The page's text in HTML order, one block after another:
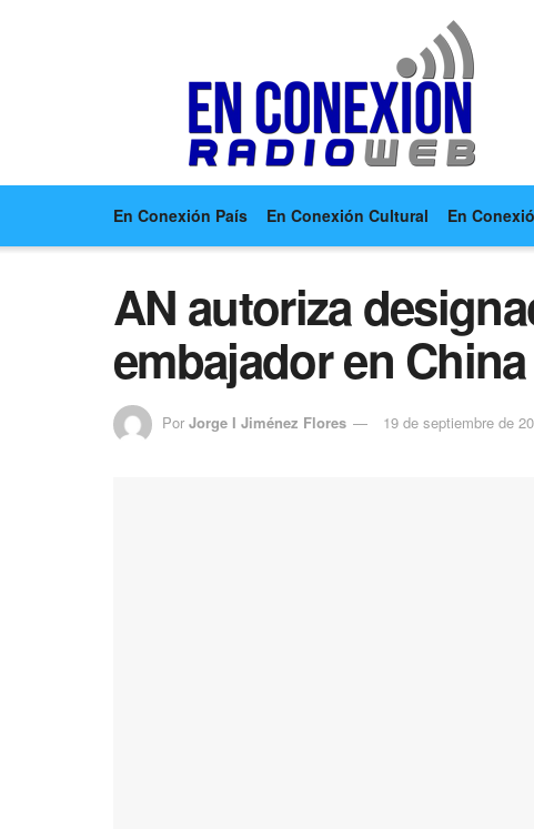
En Conexión País En Conexión Cultural En
AN autoriza
embajador en China
Por Jorge I Jiménez Flores 19 de septiembre de